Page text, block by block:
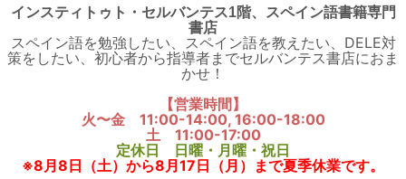
インスティトゥト・セルバンテス1階、スペイン語書籍専門
書店
スペイン語を勉強したい、スペイン語を教えたい、DELE対
策をしたい、初心者から指導者までセルバンテス書店におま
かせ！
【営業時間】
火〜金 11:00-14:00, 16:00-18:00
土 11:00-17:00
定休日 日曜・月曜・祝日
※8月8日（土）から8月17日（月）まで夏季休業です。